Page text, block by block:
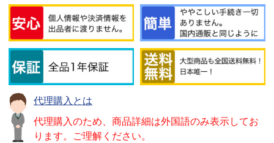
代理購入とは
代理購入のため、商品詳細は外国語のみ表示してお
ります。ご理解ください。